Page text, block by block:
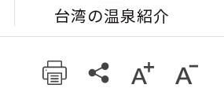
台湾の温泉紹介